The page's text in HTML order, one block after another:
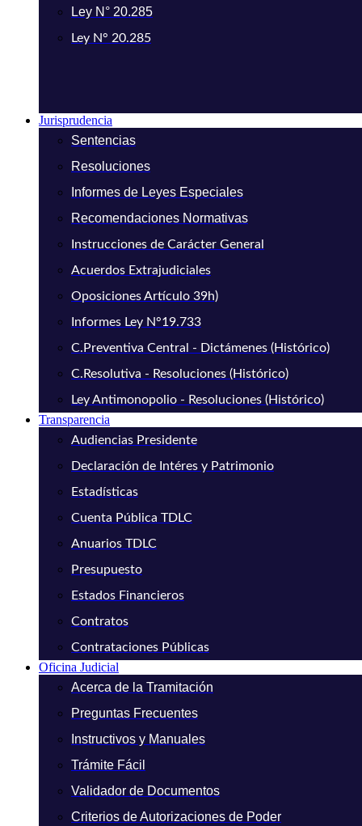
Ley N° 20.285
Ley N° 20.285
Jurisprudencia
Sentencias
Resoluciones
Informes de Leyes Especiales
Recomendaciones Normativas
Instrucciones de Carácter General
Acuerdos Extrajudiciales
Oposiciones Artículo 39h)
Informes Ley N°19.733
C.Preventiva Central - Dictámenes (Histórico)
C.Resolutiva - Resoluciones (Histórico)
Ley Antimonopolio - Resoluciones (Histórico)
Transparencia
Audiencias Presidente
Declaración de Intéres y Patrimonio
Estadísticas
Cuenta Pública TDLC
Anuarios TDLC
Presupuesto
Estados Financieros
Contratos
Contrataciones Públicas
Oficina Judicial
Acerca de la Tramitación
Preguntas Frecuentes
Instructivos y Manuales
Trámite Fácil
Validador de Documentos
Criterios de Autorizaciones de Poder